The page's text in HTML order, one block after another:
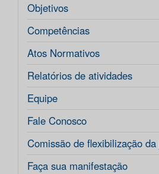
Objetivos
Competências
Atos Normativos
Relatórios de atividades
Equipe
Fale Conosco
Comissão de flexibilização
Faça sua manifestação